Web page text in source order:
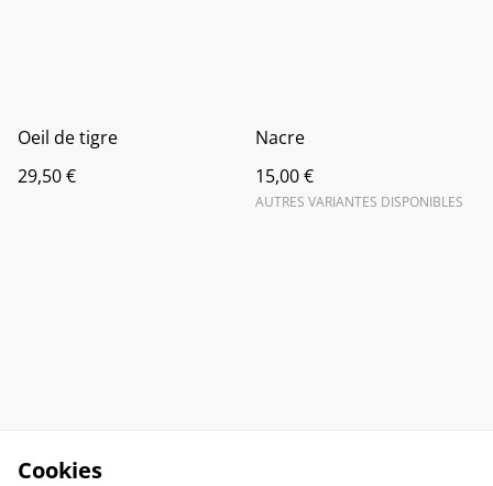
Oeil de tigre
29,50 €
Nacre
15,00 €
AUTRES VARIANTES DISPONIBLES
Cookies